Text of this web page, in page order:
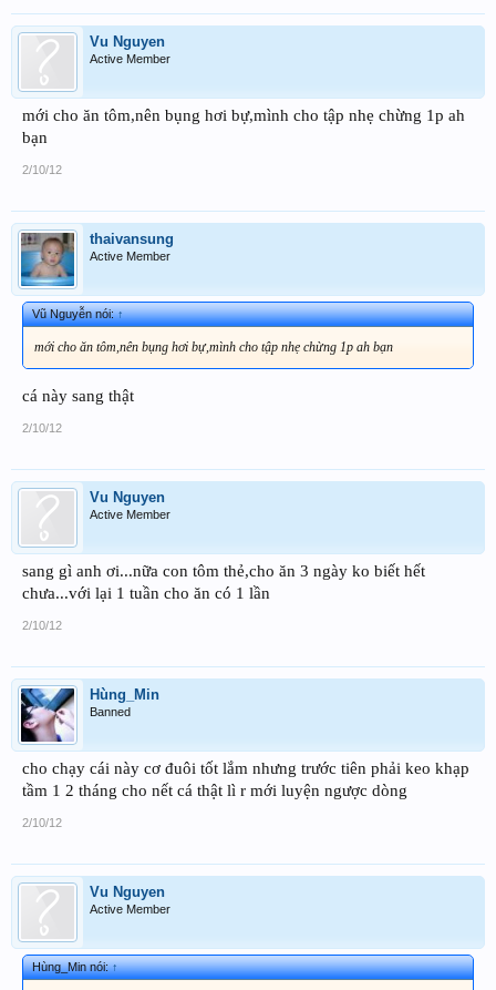
Vu Nguyen
Active Member
mới cho ăn tôm,nên bụng hơi bự,mình cho tập nhẹ chừng 1p ah
bạn
2/10/12
thaivansung
Active Member
Vũ Nguyễn nói:↑
mới cho ăn tôm,nên bụng hơi bự,mình cho tập nhẹ chừng 1p ah bạn
cá này sang thật
2/10/12
Vu Nguyen
Active Member
sang gì anh ơi...nữa con tôm thẻ,cho ăn 3 ngày ko biết hết
chưa...với lại 1 tuần cho ăn có 1 lần
2/10/12
Hùng_Min
Banned
cho chạy cái này cơ đuôi tốt lắm nhưng trước tiên phải keo khạp
tầm 1 2 tháng cho nết cá thật lì r mới luyện ngược dòng
2/10/12
Vu Nguyen
Active Member
Hùng_Min nói:↑